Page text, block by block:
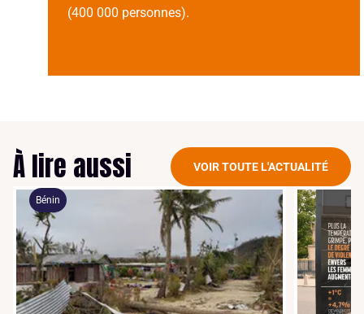
(400 000 personnes).
À lire aussi VOIR TOUTE L'ACTUALITÉ
Bénin